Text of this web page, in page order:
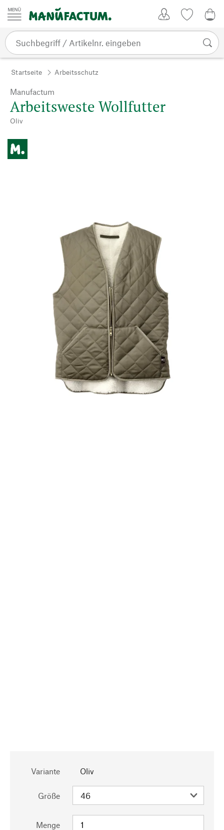
Zum Inhalt springen
Startseite Arbeitsschutz
Manufactum
Arbeitsweste Wollfutter
Oliv
Variante Oliv
Größe
Menge